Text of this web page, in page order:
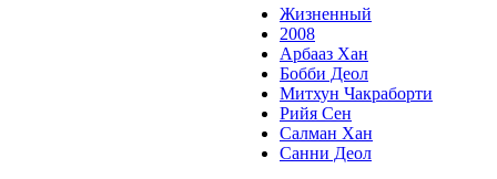
Жизненный
2008
Арбааз Хан
Бобби Деол
Митхун Чакраборти
Рийя Сен
Салман Хан
Санни Деол